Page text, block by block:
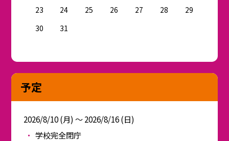
23
24 25 26 27 28
29
30
31
予定
2026/8/10 (月) ～ 2026/8/16 (日)
学校完全閉庁